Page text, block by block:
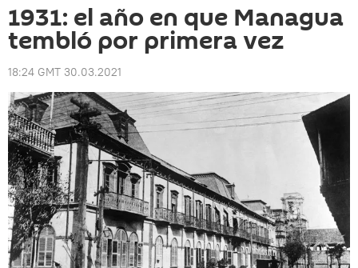
1931: el año en que Managua
tembló por primera vez
18:24 GMT 30.03.2021